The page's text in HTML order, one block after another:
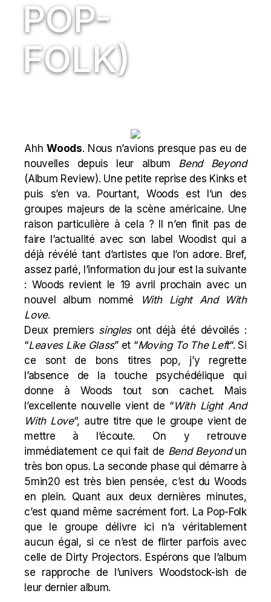
POP-
FOLK)
AhhWoods. Nous n’avions presque pas eu de
nouvelles depuis leur album Bend Beyond
(Album Review). Une petite reprise des Kinks et
puis s’en va. Pourtant, Woods est l’un des
groupes majeurs de la scène américaine. Une
raison particulière à cela ? Il n’en finit pas de
faire l’actualité avec son label Woodist qui a
déjà révélétantd’artistes que l’on adore. Bref,
assez parlé, l’information du jour est la suivante
: Woods revient le 19 avril prochain avec un
nouvel album nommé
With Light And With
Love.
Deux premiers singles ont déjà été dévoilés :
“Leaves Like Glass” et “Moving To The Left“. Si
ce sont de bons titres pop, j’y regrette
l’absence de la touche psychédélique qui
donne à Woods tout son cachet. Mais
l’excellente nouvelle vient de “With Light And
With Love“, autre titre que le groupe vient de
mettre à l’écoute. On y retrouve
immédiatement ce qui fait de Bend Beyondun
très bon opus. La seconde phase qui démarre à
5min20 est très bien pensée, c’est du Woods
en plein. Quant aux deux dernières minutes,
c’est quand même sacrément fort. La Pop-Folk
que le groupe délivre ici n’a véritablement
aucun égal, si ce n’est de flirter parfois avec
celle de Dirty Projectors. Espérons que l’album
se rapproche de l’univers Woodstock-ish de
leur dernier album.